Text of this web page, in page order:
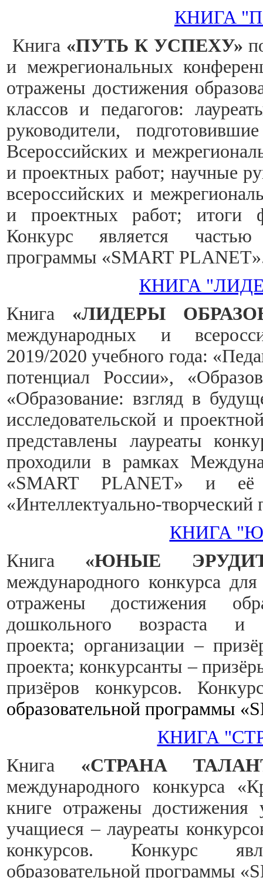
КНИГА
Книга «ПУТЬ К УСПЕХУ»
и межрегиональных
отражены достижения
классов и педагогов:
руководители,
Всероссийских и
и проектных работ; научные
всероссийских и
и проектных работ; итоги
Конкурс является частью
программы «SMART
КНИГА
Книга «ЛИДЕРЫ
международных и
2019/2020 учебного года:
потенциал России»,
«Образование: взгляд в
исследовательской и
представлены лауреаты
проходили в рамках
«SMART PLANET» и её
«Интеллектуально-творческий
КНИГА
Книга «ЮНЫЕ
международного конкурса
отражены достижения
дошкольного возраста и
проекта; организации –
проекта; конкурсанты –
призёров конкурсов.
образовательной программы
КНИГА
Книга «СТРАНА
международного конкурса
книге отражены достижения
учащиеся – лауреаты
конкурсов. Конкурс
образовательной программы